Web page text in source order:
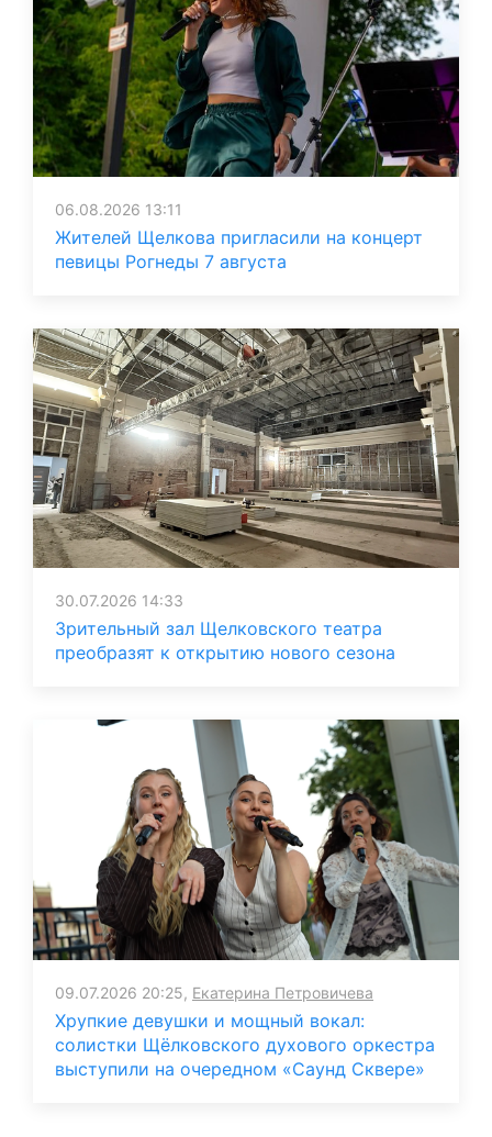
06.08.2026 13:11
Жителей Щелкова пригласили на концерт
певицы Рогнеды 7 августа
30.07.2026 14:33
Зрительный зал Щелковского театра
преобразят к открытию нового сезона
09.07.2026 20:25, Екатерина Петровичева
Хрупкие девушки и мощный вокал:
солистки Щёлковского духового оркестра
выступили на очередном «Саунд Сквере»